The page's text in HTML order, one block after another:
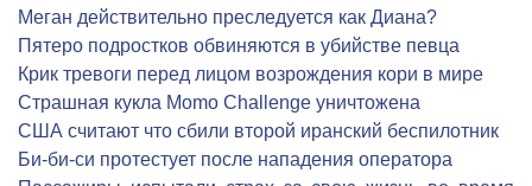
Меган действительно преследуется как Диана?
Пятеро подростков обвиняются в убийстве певца
Крик тревоги перед лицом возрождения кори в мире
Страшная кукла Momo Challenge уничтожена
США считают что сбили второй иранский беспилотник
Би-би-си протестует после нападения оператора